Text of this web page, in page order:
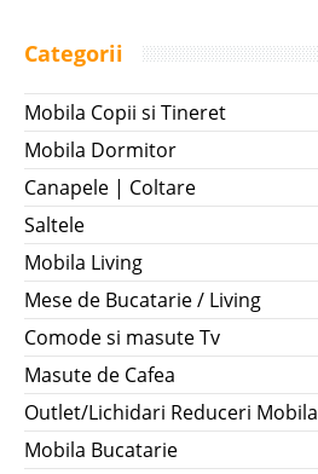
Categorii
Mobila Copii si Tineret
Mobila Dormitor
Canapele | Coltare
Saltele
Mobila Living
Mese de Bucatarie / Living
Comode si masute Tv
Masute de Cafea
Outlet/Lichidari Reduceri Mobila
Mobila Bucatarie